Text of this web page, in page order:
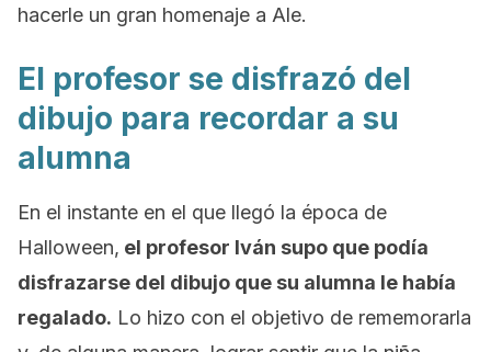
hacerle un gran homenaje a Ale.
El profesor se disfrazó del
dibujo para recordar a su
alumna
En el instante en el que llegó la época de
Halloween, el profesor Iván supo que podía
disfrazarse del dibujo que su alumna le había
regalado. Lo hizo con el objetivo de rememorarla